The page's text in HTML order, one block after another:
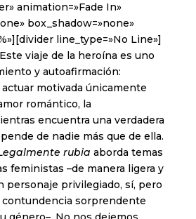
animation=»Fade In»
box_shadow=»none»
line_type=»No Line»]
viaje de la heroína es uno
y autoafirmación:
motivada únicamente
romántico, la
encuentra una verdadera
de nadie más que de ella.
rubia aborda temas
feministas –de manera ligera y
personaje privilegiado, sí, pero
sorprendente